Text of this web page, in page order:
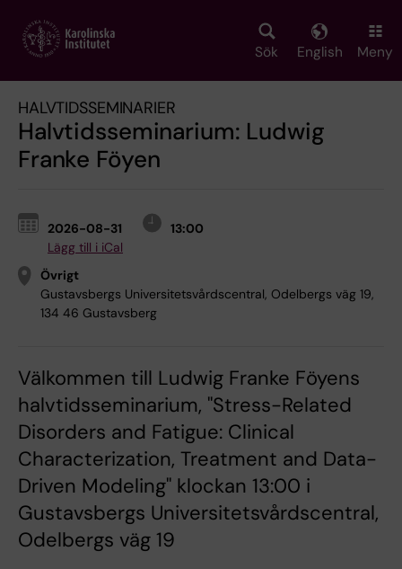
main
Sök English Meny
HALVTIDSSEMINARIER
Halvtidsseminarium: Ludwig
Franke Föyen
2026-08-31
13:00
Lägg till i iCal
Övrigt
Gustavsbergs Universitetsvårdscentral, Odelbergs väg 19,
134 46 Gustavsberg
Välkommen till Ludwig Franke Föyens
halvtidsseminarium, "Stress-Related
Disorders and Fatigue: Clinical
Characterization, Treatment and Data-
Driven Modeling" klockan 13:00 i
Gustavsbergs Universitetsvårdscentral,
Odelbergs väg 19